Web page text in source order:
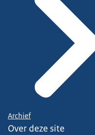
Archief
Over deze site